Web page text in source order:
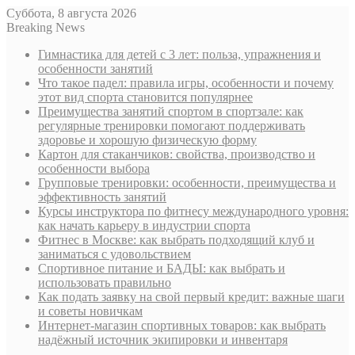
Суббота, 8 августа 2026
Breaking News
Гимнастика для детей с 3 лет: польза, упражнения и
особенности занятий
Что такое падел: правила игры, особенности и почему
этот вид спорта становится популярнее
Преимущества занятий спортом в спортзале: как
регулярные тренировки помогают поддерживать
здоровье и хорошую физическую форму
Картон для стаканчиков: свойства, производство и
особенности выбора
Групповые тренировки: особенности, преимущества и
эффективность занятий
Курсы инструктора по фитнесу международного уровня:
как начать карьеру в индустрии спорта
Фитнес в Москве: как выбрать подходящий клуб и
заниматься с удовольствием
Спортивное питание и БАДЫ: как выбрать и
использовать правильно
Как подать заявку на свой первый кредит: важные шаги
и советы новичкам
Интернет-магазин спортивных товаров: как выбрать
надёжный источник экипировки и инвентаря